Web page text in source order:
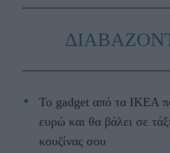
Το gadget από τα IKEA
ευρώ και θα βάλει σε
κουζίνας σου